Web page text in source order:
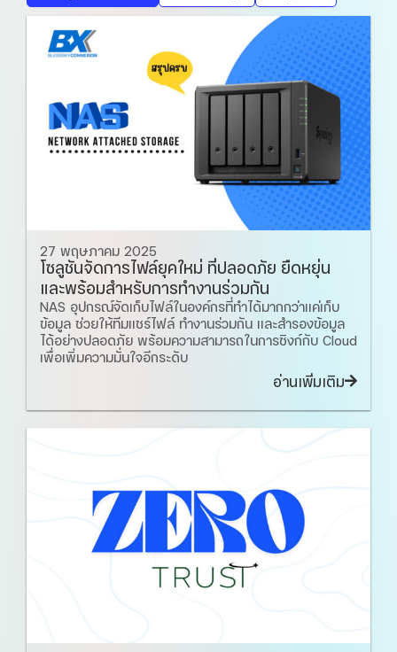
27 พฤษภาคม 2025
โซลูชันจัดการไฟล์ยุคใหม่ ที่ปลอดภัย ยืดหยุ่น
และพร้อมสำหรับการทำงานร่วมกัน
NAS อุปกรณ์จัดเก็บไฟล์ในองค์กรที่ทำได้มากกว่าแค่เก็บ
ข้อมูล ช่วยให้ทีมแชร์ไฟล์ ทำงานร่วมกัน และสำรองข้อมูล
ได้อย่างปลอดภัย พร้อมความสามารถในการซิงก์กับ Cloud
เพื่อเพิ่มความมั่นใจอีกระดับ
อ่านเพิ่มเติม